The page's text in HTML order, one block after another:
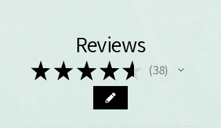
Reviews
★ ★★★★ 38
38